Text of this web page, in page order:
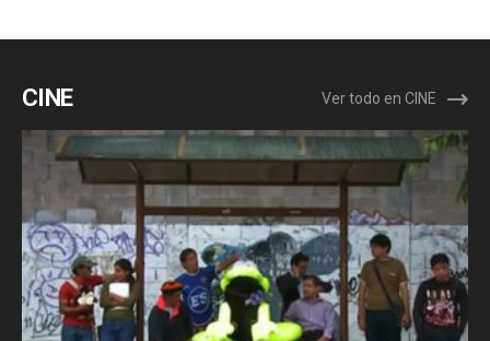
CINE Ver todo en CINE